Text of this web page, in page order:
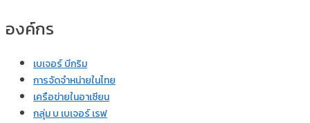
องค์กร
เบเจอร์ บีกริม
การจัดจำหน่ายในไทย
เครือข่ายในอาเซียน
กลุ่ม บ เบเจอร์ เรฟ